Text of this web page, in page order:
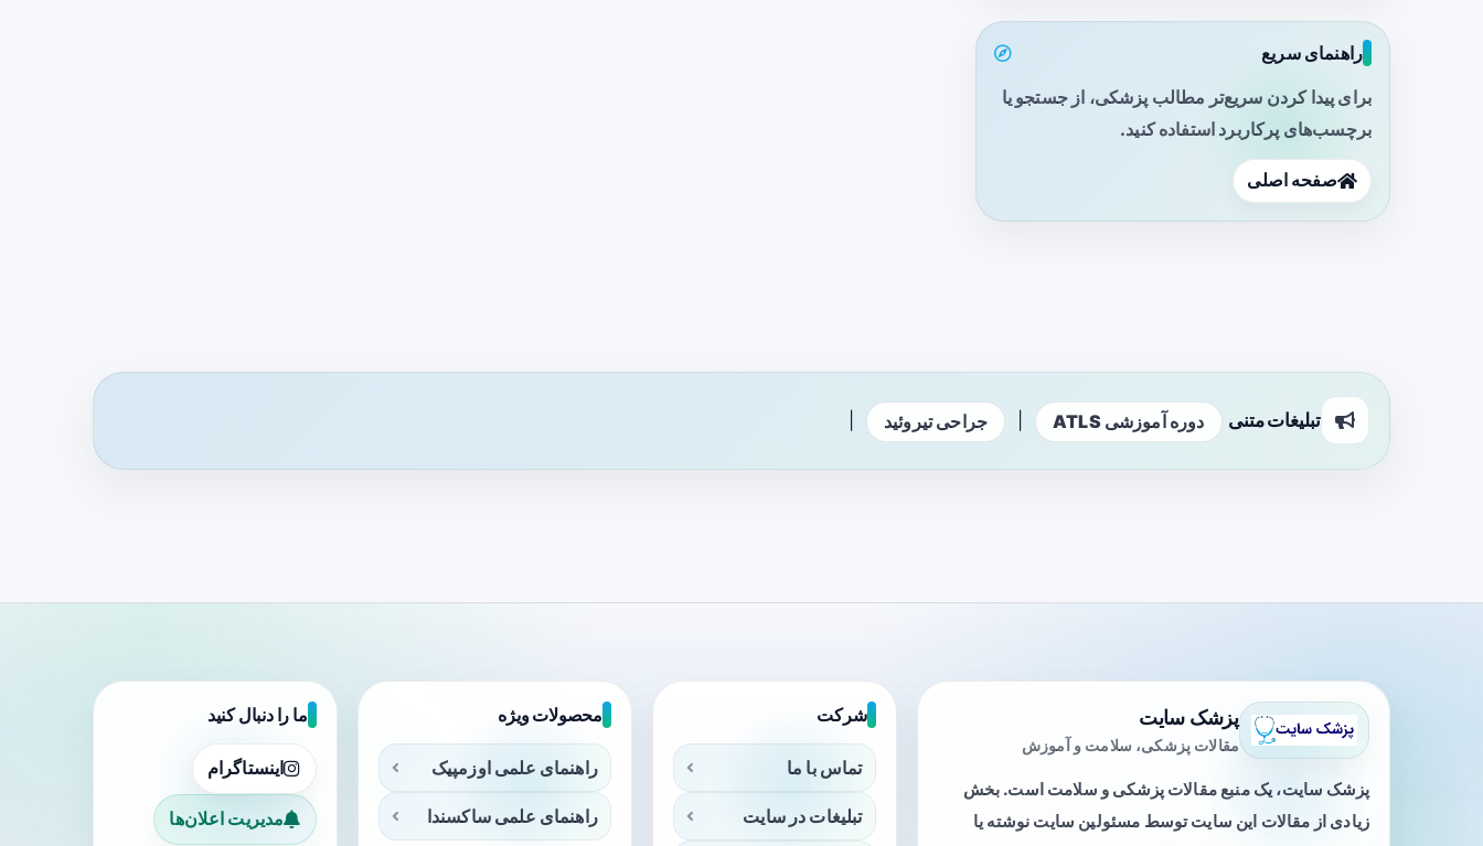
راهنمای سریع
برای پیدا کردن سریع‌تر مطالب پزشکی، از جستجو یا
برچسب‌های پرکاربرد استفاده کنید.
صفحه اصلی
تبلیغات متنی دوره آموزشی ATLS جراحی تیروئید
پزشک سایت
مقالات پزشکی، سلامت و آموزش
پزشک سایت، یک منبع مقالات پزشکی و سلامت است. بخش
زیادی از مقالات این سایت توسط مسئولین سایت نوشته یا
شرکت
تماس با ما
تبلیغات در سایت
محصولات ویژه
راهنمای علمی اوزمپیک
راهنمای علمی ساکسندا
ما را دنبال کنید
اینستاگرام
مدیریت اعلان‌ها